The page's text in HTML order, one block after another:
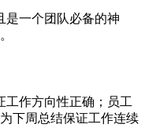
是一个团队必备的神
工作方向性正确；员工
下周总结保证工作连续